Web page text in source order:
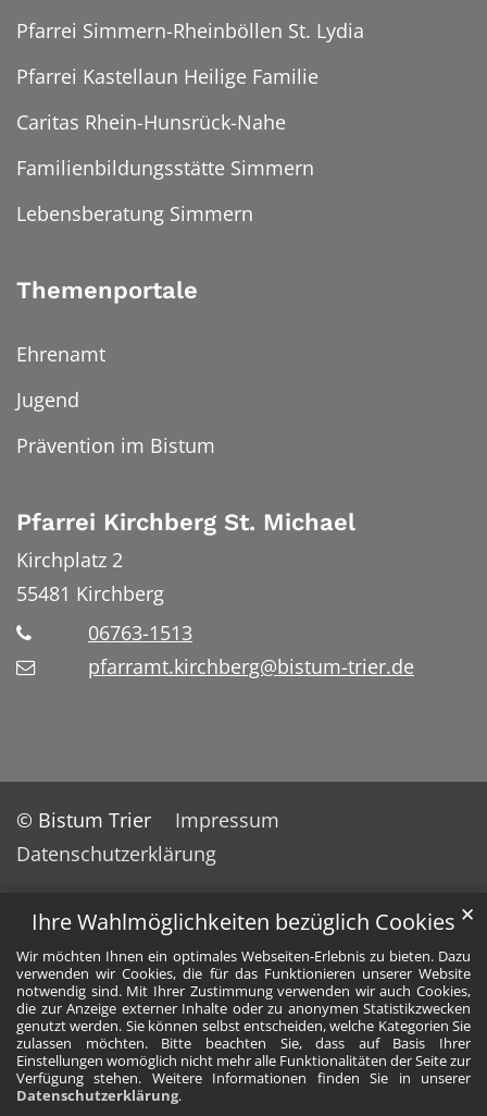
Ihre Wahlmöglichkeiten bezüglich Cookies
Wir möchten Ihnen ein optimales Webseiten-Erlebnis zu bieten. Dazu
verwenden wir Cookies, die für das Funktionieren unserer Website
notwendig sind. Mit Ihrer Zustimmung verwenden wir auch Cookies,
die zur Anzeige externer Inhalte oder zu anonymen Statistikzwecken
genutzt werden. Sie können selbst entscheiden, welche Kategorien Sie
zulassen möchten. Bitte beachten Sie, dass auf Basis Ihrer
Einstellungen womöglich nicht mehr alle Funktionalitäten der Seite zur
Verfügung stehen. Weitere Informationen finden Sie in unserer
Datenschutzerklärung.
✕
Pfarrei Simmern-Rheinböllen St. Lydia
Pfarrei Kastellaun Heilige Familie
Caritas Rhein-Hunsrück-Nahe
Familienbildungsstätte Simmern
Lebensberatung Simmern
Themenportale
Ehrenamt
Jugend
Prävention im Bistum
Pfarrei Kirchberg St. Michael
Kirchplatz 2
55481 Kirchberg
06763-1513
pfarramt.kirchberg@bistum-trier.de
© Bistum Trier
Impressum
Datenschutzerklärung